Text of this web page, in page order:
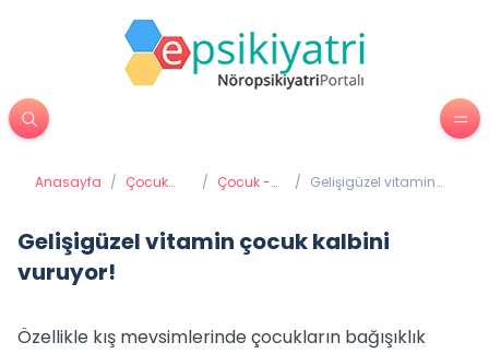
Anasayfa / Çocuk
/ Çocuk -
/ Gelişigüzel vitamin
Gelişigüzel vitamin çocuk kalbini
vuruyor!
Özellikle kış mevsimlerinde çocukların bağışıklık